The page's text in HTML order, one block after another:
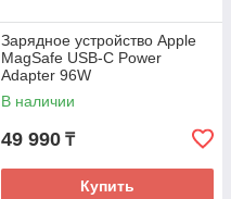
Зарядное устройство Apple
MagSafe USB-C Power
Adapter 96W
В наличии
49 990 ₸
Купить